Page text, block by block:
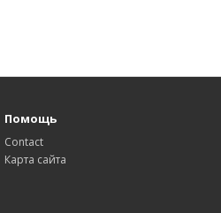
Помощь
Contact
Карта сайта